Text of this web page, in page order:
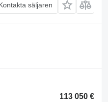
säljaren
113 050 €